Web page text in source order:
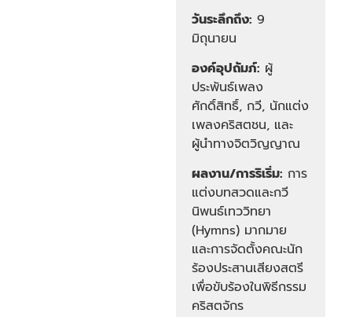
วันระลึกถึง: 9
มิถุนายน
องค์อุปถัมภ์: ผู้
ประพันธ์เพลง
ศักดิ์สิทธิ์, กวี, นักแต่ง
เพลงคริสตชน, และ
ผู้นำทางจิตวิญญาณ
ผลงาน/การริเริ่ม: การ
แต่งบทสวดและกวี
นิพนธ์เทววิทยา
(Hymns) มากมาย
และการจัดตั้งคณะนัก
ร้องประสานเสียงสตรี
เพื่อขับร้องในพิธีกรรม
คริสตจักร